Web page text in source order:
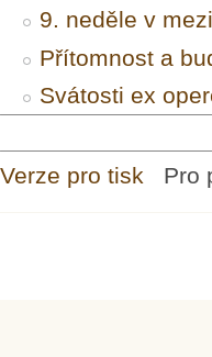
9. neděle v
Přítomnost a
Svátosti ex
Verze pro tisk Pro